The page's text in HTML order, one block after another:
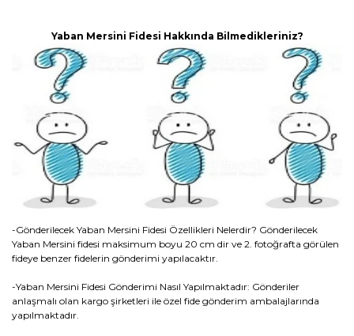
Yaban Mersini Fidesi Hakkında Bilmedikleriniz?
-Gönderilecek Yaban Mersini Fidesi Özellikleri Nelerdir? Gönderilecek
Yaban Mersini fidesi maksimum boyu 20 cm dir ve 2. fotoğrafta görülen
fideye benzer fidelerin gönderimi yapılacaktır.
-Yaban Mersini Fidesi Gönderimi Nasıl Yapılmaktadır: Gönderiler
anlaşmalı olan kargo şirketleri ile özel fide gönderim ambalajlarında
yapılmaktadır.